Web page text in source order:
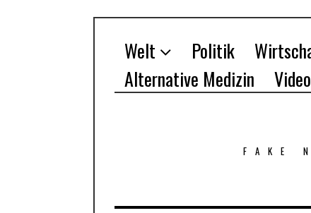
Welt Politik
Alternative Medizin
FAKE